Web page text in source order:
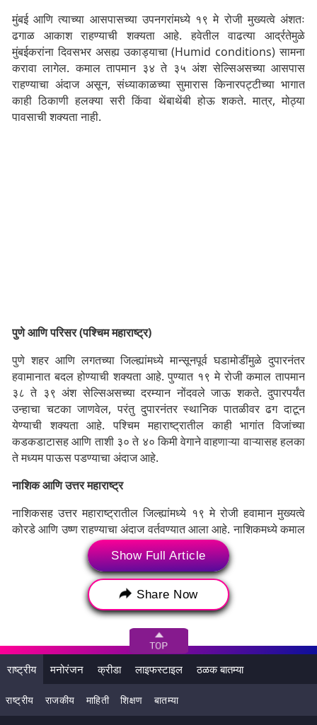
मुंबई आणि त्याच्या आसपासच्या उपनगरांमध्ये १९ मे रोजी मुख्यत्वे अंशतः
ढगाळ आकाश राहण्याची शक्यता आहे. हवेतील वाढत्या आर्द्रतेमुळे
मुंबईकरांना दिवसभर असह्य उकाड्याचा (Humid conditions) सामना
करावा लागेल. कमाल तापमान ३४ ते ३५ अंश सेल्सिअसच्या आसपास
राहण्याचा अंदाज असून, संध्याकाळच्या सुमारास किनारपट्टीच्या भागात
काही ठिकाणी हलक्या सरी किंवा थेंबाथेंबी होऊ शकते. मात्र, मोठ्या
पावसाची शक्यता नाही.
पुणे आणि परिसर (पश्चिम महाराष्ट्र)
पुणे शहर आणि लगतच्या जिल्ह्यांमध्ये मान्सूनपूर्व घडामोडींमुळे दुपारनंतर
हवामानात बदल होण्याची शक्यता आहे. पुण्यात १९ मे रोजी कमाल तापमान
३८ ते ३९ अंश सेल्सिअसच्या दरम्यान नोंदवले जाऊ शकते. दुपारपर्यंत
उन्हाचा चटका जाणवेल, परंतु दुपारनंतर स्थानिक पातळीवर ढग दाटून
येण्याची शक्यता आहे. पश्चिम महाराष्ट्रातील काही भागांत विजांच्या
कडकडाटासह आणि ताशी ३० ते ४० किमी वेगाने वाहणाऱ्या वाऱ्यासह हलका
ते मध्यम पाऊस पडण्याचा अंदाज आहे.
नाशिक आणि उत्तर महाराष्ट्र
नाशिकसह उत्तर महाराष्ट्रातील जिल्ह्यांमध्ये १९ मे रोजी हवामान मुख्यत्वे
कोरडे आणि उष्ण राहण्याचा अंदाज वर्तवण्यात आला आहे. नाशिकमध्ये कमाल
तापमान ३९ ते ४० अंश सेल्सिअसच्या आसपास राहण्याची शक्यता आहे.
सकाळी आणि रात्रीच्या तापमानात फारसा बदल होणार नसला, तरी दुपारच्या
वेळी कोरडे वारे वाहतील. उत्तर महाराष्ट्रात पावसाची शक्यता अत्यंत विरळ
असून नागरिकांना उन्हापासून संरक्षणाचा सल्ला देण्यात आला आहे.
Show Full Article
Share Now
राष्ट्रीय मनोरंजन क्रीडा लाइफस्टाइल ठळक बातम्या
राष्ट्रीय राजकीय माहिती शिक्षण बातम्या